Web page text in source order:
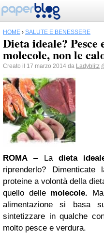
HOME › SALUTE E BENESSERE
Dieta ideale?
molecole, non le
Creato il 17 marzo 2014 da Ladyblitz
ROMA – La dieta
riprenderlo?
proteine a volontà della
quello delle molecole.
alimentazione si basa
sintetizzare in qualche
molto pesce e verdura.